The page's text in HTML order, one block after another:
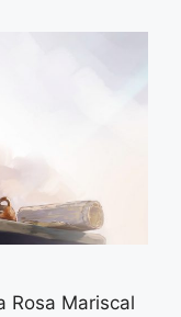
Rosa Mariscal